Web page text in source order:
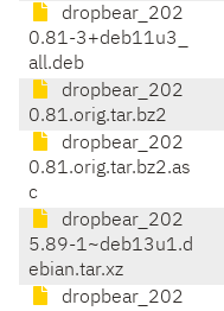
dropbear_202
0.81-3+deb11u3_
all.deb
dropbear_202
0.81.orig.tar.bz2
dropbear_202
0.81.orig.tar.bz2.as
c
dropbear_202
5.89-1~deb13u1.d
ebian.tar.xz
dropbear_202